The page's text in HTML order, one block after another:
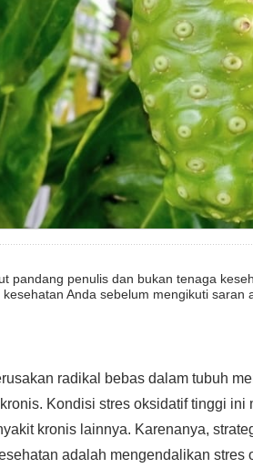
pandang penulis dan bukan tenaga
Anda sebelum mengikuti saran
radikal bebas dalam tubuh
Kondisi stres oksidatif tinggi ini
kronis lainnya. Karenanya,
adalah mengendalikan stres